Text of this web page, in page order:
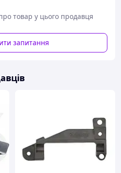
товар у цього продавця
запитання